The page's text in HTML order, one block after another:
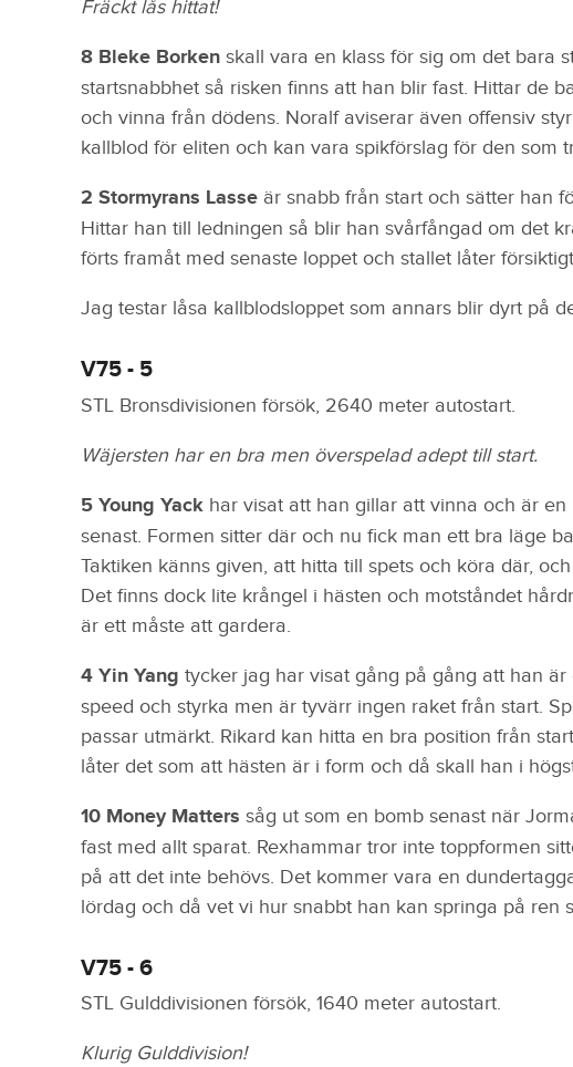
Fräckt lås hittat!
8 Bleke Borkenskall vara en klass för sig om det bara
startsnabbhet så risken finns att han blir fast. Hittar de
och vinna från dödens. Noralf aviserar även offensiv
kallblod för eliten och kan vara spikförslag för den som
2 Stormyrans Lasseär snabb från start och sätter han
Hittar han till ledningen så blir han svårfångad om det
förts framåt med senaste loppet och stallet låter
Jag testar låsa kallblodsloppet som annars blir dyrt på
V75 - 5
STL Bronsdivisionen försök, 2640 meter autostart.
Wäjersten har en bra men överspelad adept till start.
5 Young Yackhar visat att han gillar att vinna och är en
senast. Formen sitter där och nu fick man ett bra läge
Taktiken känns given, att hitta till spets och köra där,
Det finns dock lite krångel i hästen och motståndet
är ett måste att gardera.
4 Yin Yang tycker jag har visat gång på gång att han
speed och styrka men är tyvärr ingen raket från start.
passar utmärkt. Rikard kan hitta en bra position från
låter det som att hästen är i form och då skall han i
10 Money Matters såg ut som en bomb senast när
fast med allt sparat. Rexhammar tror inte toppformen
på att det inte behövs. Det kommer vara en
lördag och då vet vi hur snabbt han kan springa på ren
V75 - 6
STL Gulddivisionen försök, 1640 meter autostart.
Klurig Gulddivision!